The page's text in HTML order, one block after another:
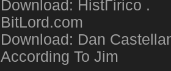
Download: HistГіrico .
BitLord.com
Download: Dan
According To Jim